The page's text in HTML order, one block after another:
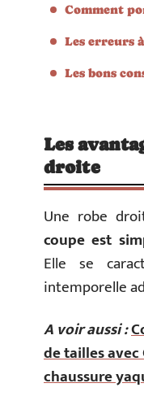
Comment
Les erreurs
Les bons
Les
droite
Une robe
coupe est
Elle se
intemporelle
A voir aussi :
de tailles
chaussure